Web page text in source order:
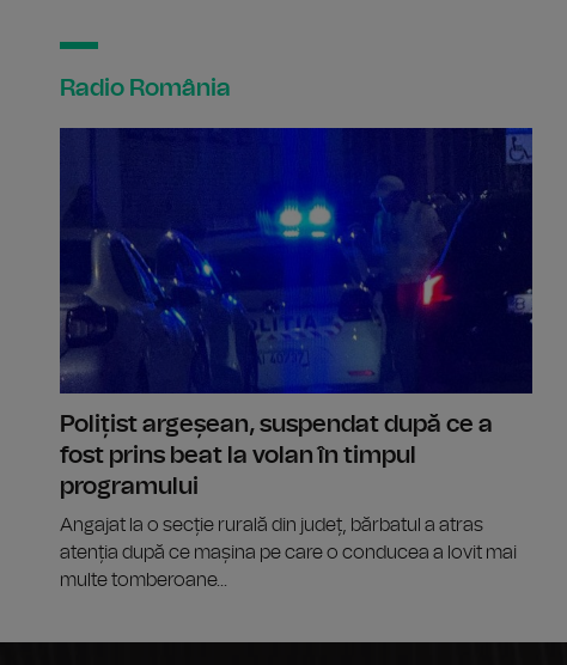
Radio România
Polițist argeșean, suspendat după ce a
fost prins beat la volan în timpul
programului
Angajat la o secție rurală din județ, bărbatul a atras
atenția după ce mașina pe care o conducea a lovit mai
multe tomberoane...